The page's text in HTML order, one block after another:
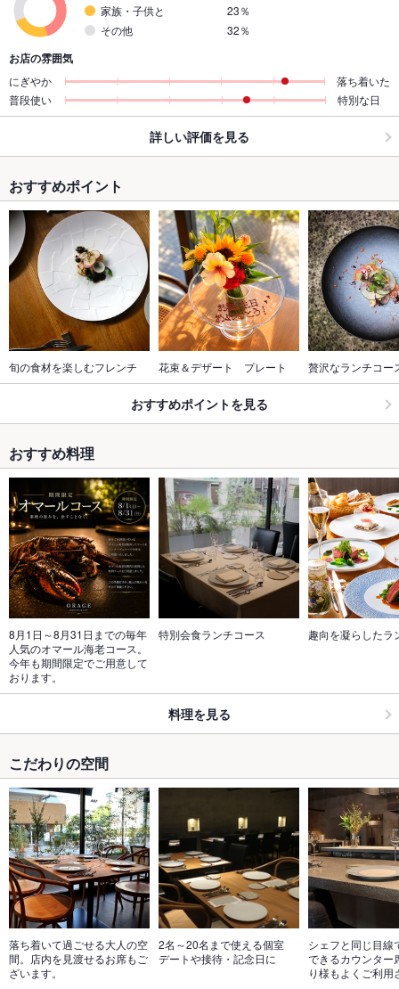
家族・子供と
23％
その他
32％
お店の雰囲気
にぎやか
落ち着いた
普段使い
特別な日
詳しい評価を見る
おすすめポイント
旬の食材を楽しむフレンチ 花束＆デザート　プレート 贅沢なランチコー
おすすめポイントを見る
おすすめ料理
8月1日～8月31日までの毎年
人気のオマール海老コース。
今年も期間限定でご用意して
おります。
特別会食ランチコース 趣向を凝らしたラ
料理を見る
こだわりの空間
落ち着いて過ごせる大人の空
間。店内を見渡せるお席もご
ざいます。
2名～20名まで使える個室
デートや接待・記念日に
シェフと同じ目線
できるカウンター
り様もよくご利用